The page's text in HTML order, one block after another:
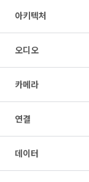
아키텍처
오디오
카메라
연결
데이터